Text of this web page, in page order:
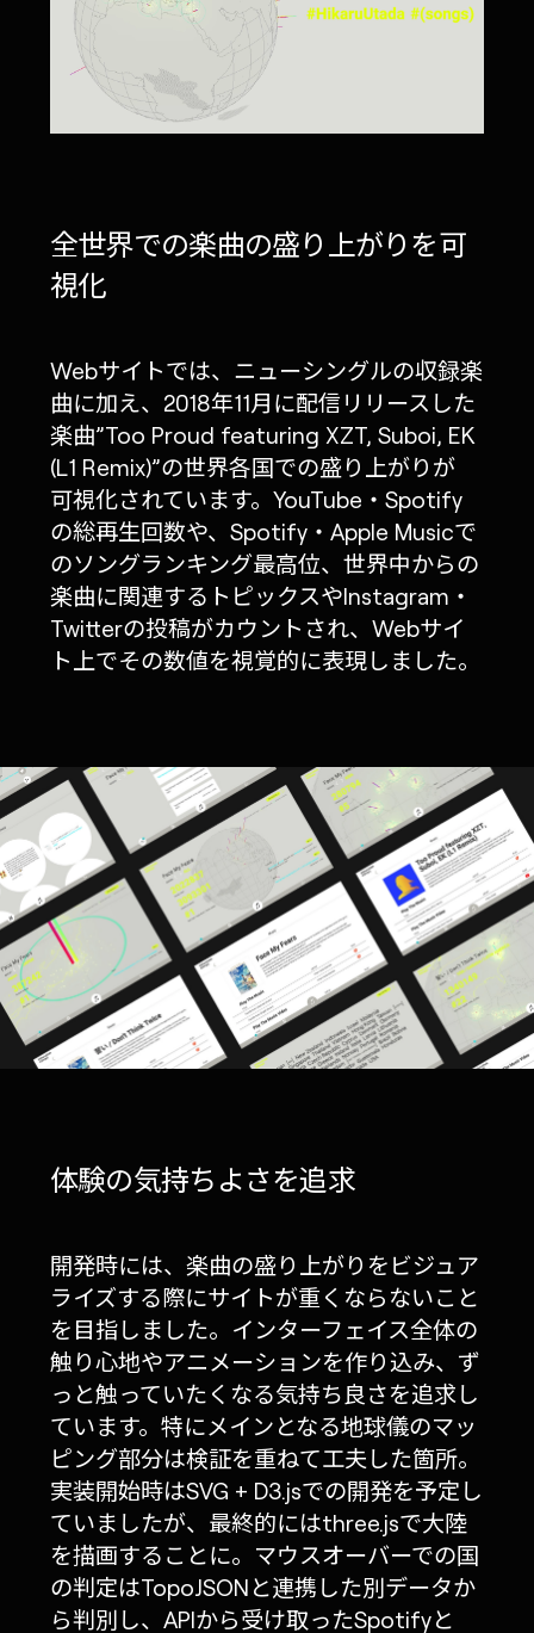
全世界での楽曲の盛り上がりを可
視化
Webサイトでは、ニューシングルの収録楽
曲に加え、2018年11月に配信リリースした
楽曲”Too Proud featuring XZT, Suboi, EK
(L1 Remix)”の世界各国での盛り上がりが
可視化されています。YouTube・Spotify
の総再生回数や、Spotify・Apple Musicで
のソングランキング最高位、世界中からの
楽曲に関連するトピックスやInstagram・
Twitterの投稿がカウントされ、Webサイ
ト上でその数値を視覚的に表現しました。
体験の気持ちよさを追求
開発時には、楽曲の盛り上がりをビジュア
ライズする際にサイトが重くならないこと
を目指しました。インターフェイス全体の
触り心地やアニメーションを作り込み、ず
っと触っていたくなる気持ち良さを追求し
ています。特にメインとなる地球儀のマッ
ピング部分は検証を重ねて工夫した箇所。
実装開始時はSVG + D3.jsでの開発を予定し
ていましたが、最終的にはthree.jsで大陸
を描画することに。マウスオーバーでの国
の判定はTopoJSONと連携した別データか
ら判別し、APIから受け取ったSpotifyと